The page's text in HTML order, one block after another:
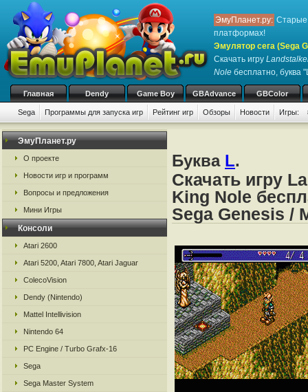
ЭмуПланет.ру: Старые
платформах!
Эмулятор сега (Sega
Скачать игру
Nole бесплатно, буква
Главная Dendy Game Boy GBAdvance GBColor
Sega Программы для запуска игр Рейтинг игр Обзоры Новости Игры:
ЭмуПланет.ру
О проекте
Новости игр и программ
Вопросы и предложения
Мини Игры
Консоли
Atari 2600
Atari 5200, Atari 7800, Atari Jaguar
ColecoVision
Dendy (Nintendo)
Mattel Intellivision
Nintendo 64
PC Engine / Turbo Grafx-16
Sega
Sega Master System
Буква L.
Скачать игру
King Nole
Sega Genesis /